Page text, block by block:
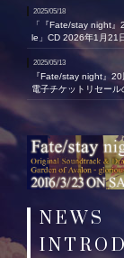
2025/05/18
「『Fate/stay night
le」CD 2026年1月21
2025/05/13
『Fate/stay night』
電子チケットリセール
NEWS